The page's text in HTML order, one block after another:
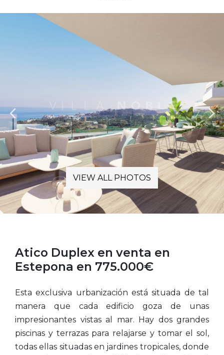
VIEW ALL PHOTOS
Atico Duplex en venta en
Estepona en 775.000€
Esta exclusiva urbanización está situada de tal
manera que cada edificio goza de unas
impresionantes vistas al mar. Hay dos grandes
piscinas y terrazas para relajarse y tomar el sol,
todas ellas situadas en jardines tropicales, donde